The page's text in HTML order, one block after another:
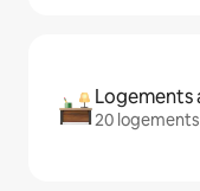
Logements
20